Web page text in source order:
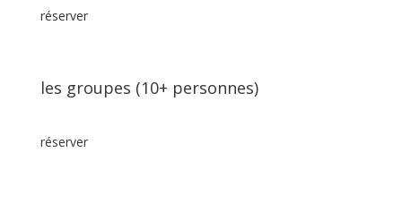
réserver
les groupes (10+ personnes)
réserver